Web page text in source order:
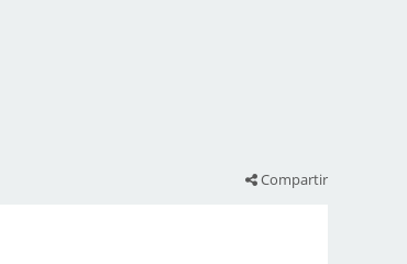
Compartir